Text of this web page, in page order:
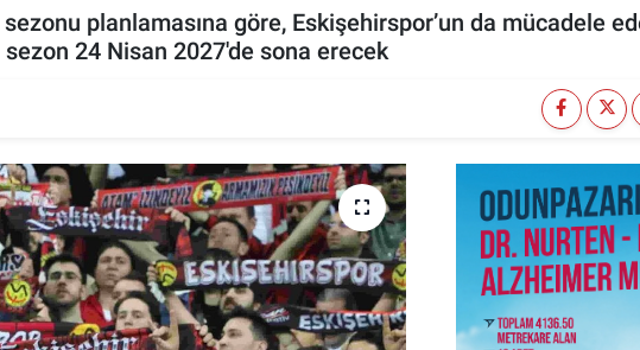
planlamasına göre, Eskişehirspor’un da mücadele
24 Nisan 2027'de sona erecek